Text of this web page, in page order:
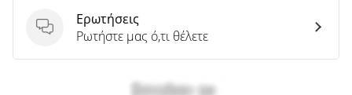
Ερωτήσεις
Ερωτήσεις
Ρωτήστε μας ό,τι θέλετε